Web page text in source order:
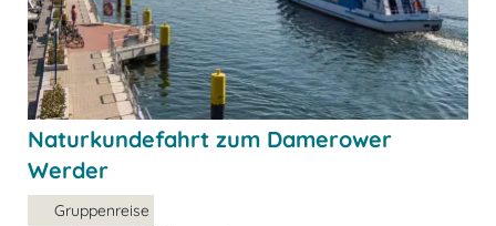
Naturkundefahrt zum Damerower
Werder
Gruppenreise